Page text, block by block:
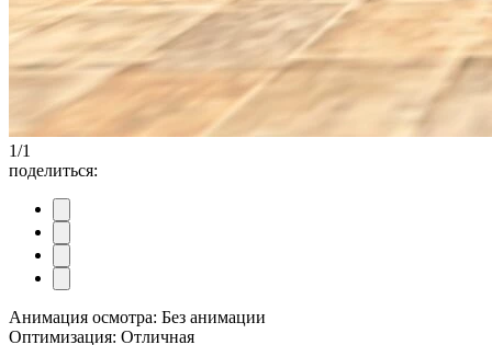
1/1
поделиться:
Анимация осмотра: Без анимации
Оптимизация: Отличная